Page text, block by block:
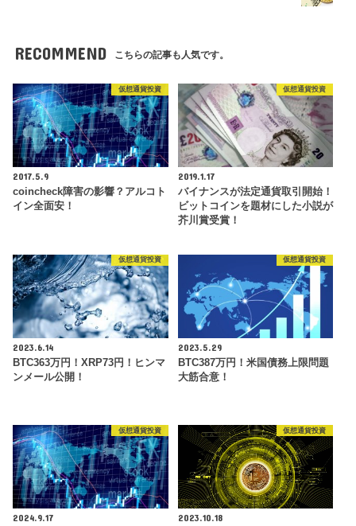
RECOMMEND こちらの記事も人気です。
仮想通貨投資
2017.5.9
coincheck障害の影響？アルコト
イン全面安！
仮想通貨投資
2019.1.17
バイナンスが法定通貨取引開始！
ビットコインを題材にした小説が
芥川賞受賞！
仮想通貨投資
2023.6.14
BTC363万円！XRP73円！ヒンマ
ンメール公開！
仮想通貨投資
2023.5.29
BTC387万円！米国債務上限問題
大筋合意！
仮想通貨投資
2024.9.17
仮想通貨投資
2023.10.18